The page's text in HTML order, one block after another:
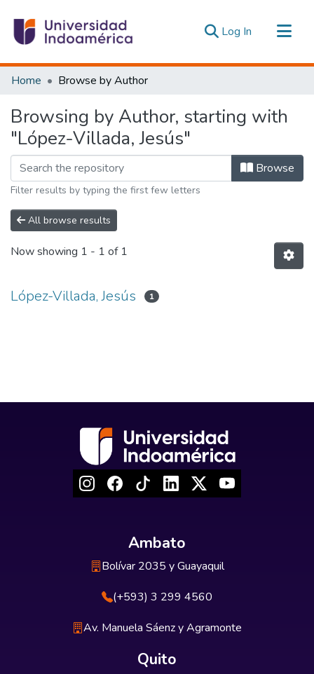
Log In (current)
Communities & Collections
Estadísticas Externas
Home Browse by Author
Browsing by Author, starting with
"López-Villada, Jesús"
Browse
Filter results by typing the first few letters
All browse results
Now showing 1 - 1 of 1
López-Villada, Jesús 1
Ambato
Bolívar 2035 y Guayaquil
(+593) 3 299 4560
Av. Manuela Sáenz y Agramonte
Quito